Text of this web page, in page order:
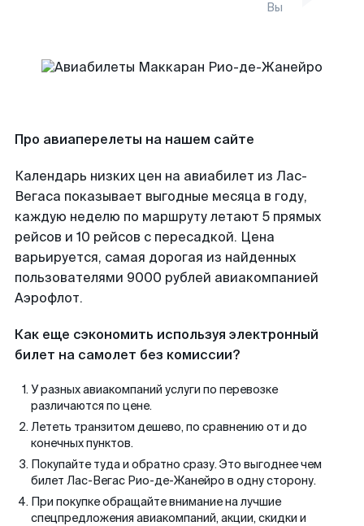
Вы
Про авиаперелеты на нашем сайте
Календарь низких цен на авиабилет из Лас-
Вегаса показывает выгодные месяца в году,
каждую неделю по маршруту летают 5 прямых
рейсов и 10 рейсов с пересадкой. Цена
варьируется, самая дорогая из найденных
пользователями 9000 рублей авиакомпанией
Аэрофлот.
Как еще сэкономить используя электронный
билет на самолет без комиссии?
У разных авиакомпаний услуги по перевозке
различаются по цене.
Лететь транзитом дешево, по сравнению от и до
конечных пунктов.
Покупайте туда и обратно сразу. Это выгоднее чем
билет Лас-Вегас Рио-де-Жанейро в одну сторону.
При покупке обращайте внимание на лучшие
спецпредложения авиакомпаний, акции, скидки и